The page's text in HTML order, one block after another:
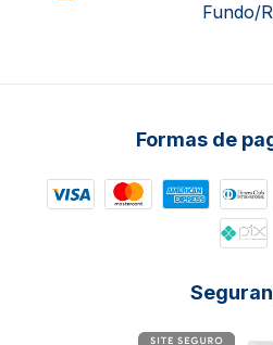
Fundo/
Formas de